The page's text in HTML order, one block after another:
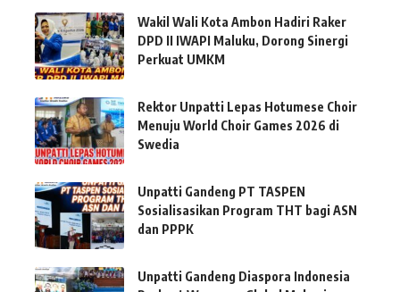
Wakil Wali Kota Ambon Hadiri Raker
DPD II IWAPI Maluku, Dorong Sinergi
Perkuat UMKM
Rektor Unpatti Lepas Hotumese Choir
Menuju World Choir Games 2026 di
Swedia
Unpatti Gandeng PT TASPEN
Sosialisasikan Program THT bagi ASN
dan PPPK
Unpatti Gandeng Diaspora Indonesia